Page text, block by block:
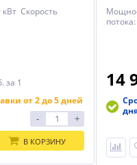
Скорость
за 1
от 2 до 5 дней
- +
В КОРЗИНУ
14